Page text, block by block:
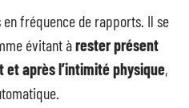
fréquence de rapports. Il se
évitant àrester présent
après l’intimité physique,